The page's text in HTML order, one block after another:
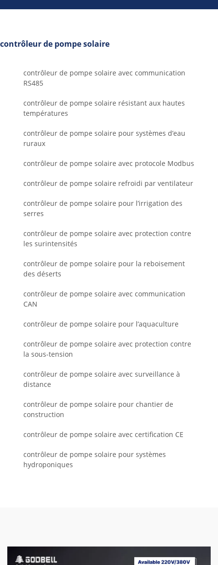
contrôleur de pompe solaire
contrôleur de pompe solaire avec communication
RS485
contrôleur de pompe solaire résistant aux hautes
températures
contrôleur de pompe solaire pour systèmes d’eau
ruraux
contrôleur de pompe solaire avec protocole Modbus
contrôleur de pompe solaire refroidi par ventilateur
contrôleur de pompe solaire pour l’irrigation des
serres
contrôleur de pompe solaire avec protection contre
les surintensités
contrôleur de pompe solaire pour la reboisement
des déserts
contrôleur de pompe solaire avec communication
CAN
contrôleur de pompe solaire pour l’aquaculture
contrôleur de pompe solaire avec protection contre
la sous-tension
contrôleur de pompe solaire avec surveillance à
distance
contrôleur de pompe solaire pour chantier de
construction
contrôleur de pompe solaire avec certification CE
contrôleur de pompe solaire pour systèmes
hydroponiques